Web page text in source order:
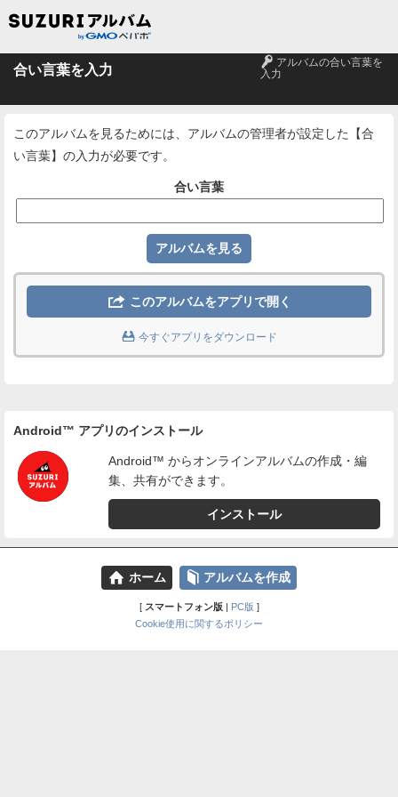
合い言葉を入力 🔑 アルバムの合い言葉を
入力
このアルバムを見るためには、アルバムの管理者が設定した【合
い言葉】の入力が必要です。
合い言葉
 このアルバムをアプリで開く
 今すぐアプリをダウンロード
Android™ アプリのインストール
Android™ からオンラインアルバムの作成・編
集、共有ができます。
インストール
⌂ ホーム 📕 アルバムを作成
[ スマートフォン版| PC版 ]
Cookie使用に関するポリシー